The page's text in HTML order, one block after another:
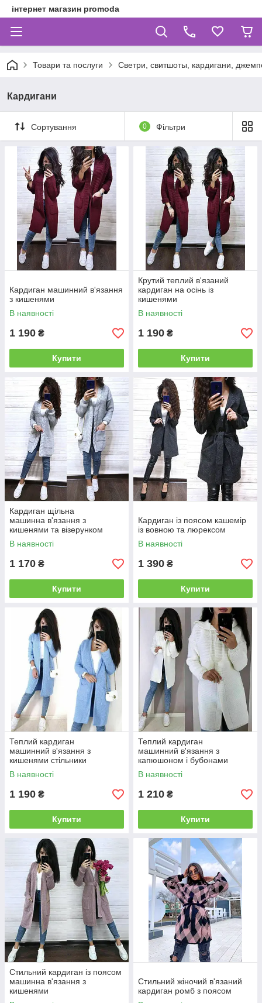
інтернет магазин promoda
Товари та послуги Светри, свитшоты, кардигани,
Кардигани
Сортування 0 Фільтри
Кардиган машинний в'язання
з кишенями
В наявності
1 190 ₴
Купити
Крутий теплий в'язаний
кардиган на осінь із
кишенями
В наявності
1 190 ₴
Купити
Кардиган щільна
машинна в'язання з
кишенями та візерунком
В наявності
1 170 ₴
Купити
Кардиган із поясом кашемір
із вовною та люрексом
В наявності
1 390 ₴
Купити
Теплий кардиган
машинний в'язання з
кишенями стільники
В наявності
1 190 ₴
Купити
Теплий кардиган
машинний в'язання з
капюшоном і бубонами
В наявності
1 210 ₴
Купити
Стильний кардиган із поясом
машинна в'язання з
кишенями
Стильний жіночий в'язаний
кардиган ромб з поясом